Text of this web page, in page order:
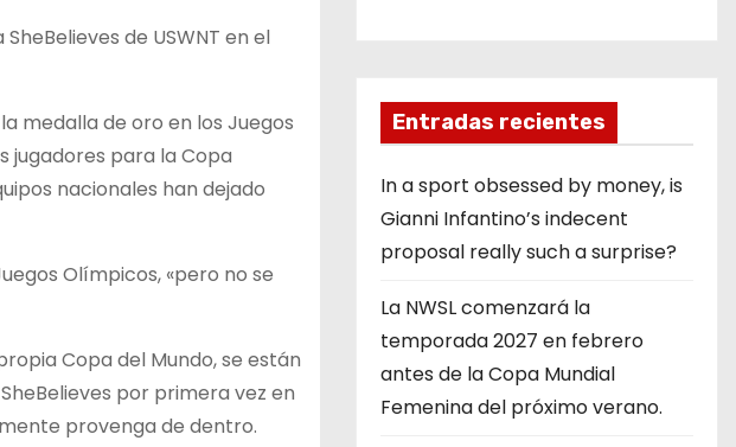
de USWNT en el
medalla de oro en los Juegos
jugadores para la Copa
nacionales han dejado
Olímpicos, «pero no se
Copa del Mundo, se están
por primera vez en
provenga de dentro.
Entradas recientes
In a sport obsessed by money, is
Gianni Infantino’s indecent
proposal really such a surprise?
La NWSL comenzará la
temporada 2027 en febrero
antes de la Copa Mundial
Femenina del próximo verano.